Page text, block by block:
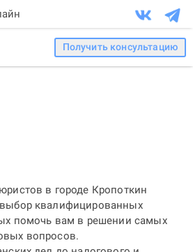
Получить консультацию
в городе Кропоткин
квалифицированных
помочь вам в решении самых
вопросов.